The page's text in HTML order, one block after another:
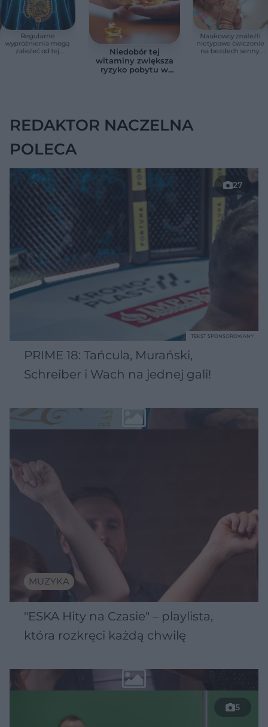
Regularne
wypróżnienia mogą
zależeć od tej
Niedobór tej
witaminy zwiększa
ryzyko pobytu w
Naukowcy znaleźli
nietypowe ćwiczenie
na bezdech senny.
REDAKTOR NACZELNA
POLECA
27
PRIME 18: Tańcula, Murański,
Schreiber i Wach na jednej gali!
TEKST SPONSOROWANY
MUZYKA
"ESKA Hity na Czasie" – playlista,
która rozkręci każdą chwilę
5